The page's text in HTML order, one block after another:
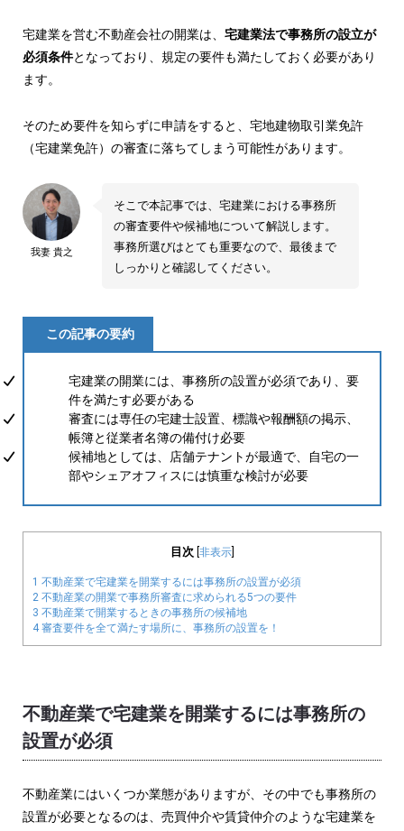
宅建業を営む不動産会社の開業は、 宅建業法で事務所の設立が
必須条件となっており、規定の要件も満たしておく必要があり
ます。
そのため要件を知らずに申請をすると、宅地建物取引業免許
（宅建業免許）の審査に落ちてしまう可能性があります。
我妻 貴之
そこで本記事では、宅建業における事務所
の審査要件や候補地について解説します。
事務所選びはとても重要なので、最後まで
しっかりと確認してください。
この記事の要約
宅建業の開業には、事務所の設置が必須であり、要
件を満たす必要がある
審査には専任の宅建士設置、標識や報酬額の掲示、
帳簿と従業者名簿の備付け必要
候補地としては、店舗テナントが最適で、自宅の一
部やシェアオフィスには慎重な検討が必要
目次 非表示]
1 不動産業で宅建業を開業するには事務所の設置が必須
2 不動産業の開業で事務所審査に求められる5つの要件
3 不動産業で開業するときの事務所の候補地
4 審査要件を全て満たす場所に、事務所の設置を！
不動産業で宅建業を開業するには事務所の
設置が必須
不動産業にはいくつか業態がありますが、その中でも事務所の
設置が必要となるのは、売買仲介や賃貸仲介のような宅建業を